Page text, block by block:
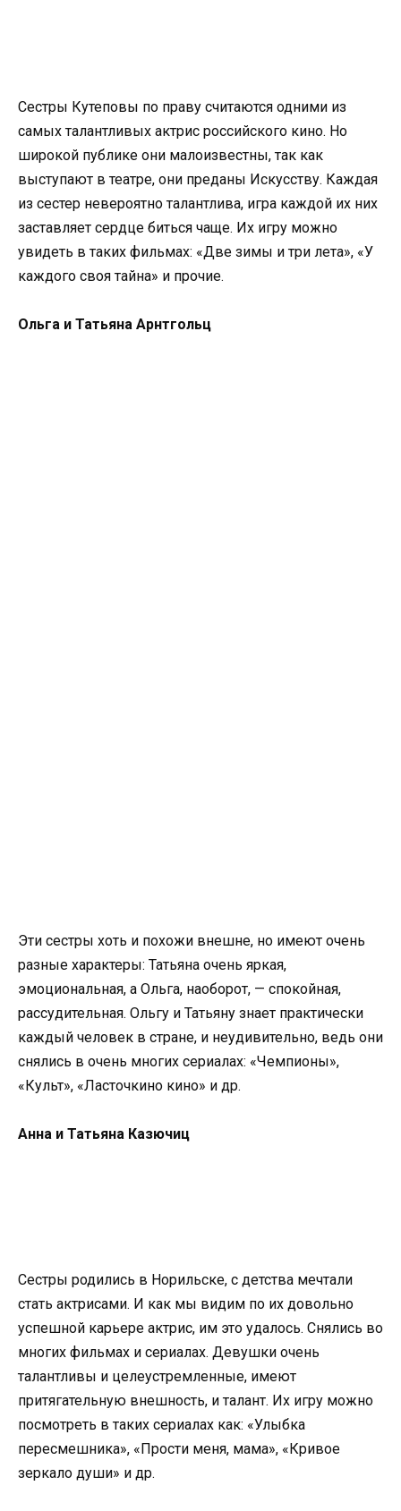
Сестры Кутеповы по праву считаются одними из
самых талантливых актрис российского кино. Но
широкой публике они малоизвестны, так как
выступают в театре, они преданы Искусству. Каждая
из сестер невероятно талантлива, игра каждой их них
заставляет сердце биться чаще. Их игру можно
увидеть в таких фильмах: «Две зимы и три лета», «У
каждого своя тайна» и прочие.
Ольга и Татьяна Арнтгольц
Эти сестры хоть и похожи внешне, но имеют очень
разные характеры: Татьяна очень яркая,
эмоциональная, а Ольга, наоборот, — спокойная,
рассудительная. Ольгу и Татьяну знает практически
каждый человек в стране, и неудивительно, ведь они
снялись в очень многих сериалах: «Чемпионы»,
«Культ», «Ласточкино кино» и др.
Анна и Татьяна Казючиц
Сестры родились в Норильске, с детства мечтали
стать актрисами. И как мы видим по их довольно
успешной карьере актрис, им это удалось. Снялись во
многих фильмах и сериалах. Девушки очень
талантливы и целеустремленные, имеют
притягательную внешность, и талант. Их игру можно
посмотреть в таких сериалах как: «Улыбка
пересмешника», «Прости меня, мама», «Кривое
зеркало души» и др.